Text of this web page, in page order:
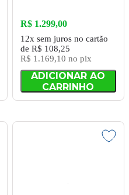
R$ 1.299,00
12x sem juros no cartão
de R$ 108,25
R$ 1.169,10 no pix
ADICIONAR AO
CARRINHO